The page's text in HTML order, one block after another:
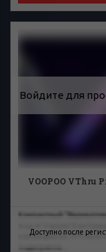
Войдите для
VOOPOO VThru
Доступно после
Компактный
картриджа на 75% менее
подвержена...